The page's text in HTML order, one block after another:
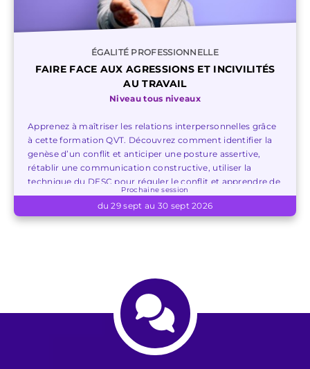
ÉGALITÉ PROFESSIONNELLE
FAIRE FACE AUX AGRESSIONS ET INCIVILITÉS
AU TRAVAIL
Niveau tous niveaux
Apprenez à maîtriser les relations interpersonnelles grâce
à cette formation QVT. Découvrez comment identifier la
genèse d’un conflit et anticiper une posture assertive,
rétablir une communication constructive, utiliser la
technique du DESC pour réguler le conflit et apprendre de
l'expérience.
Prochaine session
du 29 sept au 30 sept 2026